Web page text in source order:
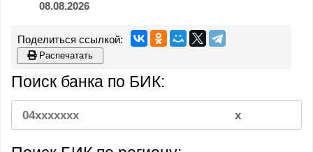
08.08.2026
Распечатать
Поиск банка по БИК: